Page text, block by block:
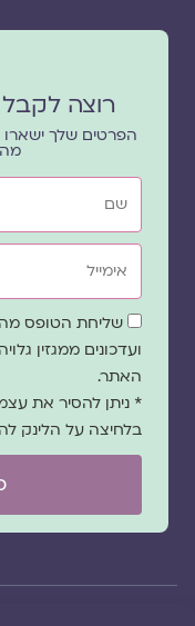
רוצה לקבל
הפרטים שלך
שם
אימייל
שדה
הסכמה
שליחת הטופס
ועדכונים ממגזין
האתר.
* ניתן להסיר את
בלחיצה על הלינק